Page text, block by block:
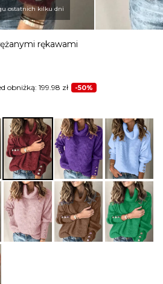
ostatnich kilku dni
rękawami
obniżką: 199.98 zł -50%